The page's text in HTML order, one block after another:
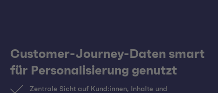
Customer-Journey-Daten smart
für Personalisierung genutzt
Zentrale Sicht auf Kund:innen, Inhalte und